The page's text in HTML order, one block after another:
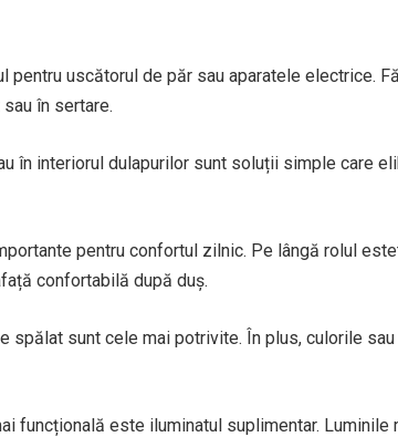
pentru uscătorul de păr sau aparatele electrice.
în sertare.
în interiorul dulapurilor sunt soluții simple care
pentru confortul zilnic. Pe lângă rolul
confortabilă după duș.
spălat sunt cele mai potrivite. În plus, culorile
funcțională este iluminatul suplimentar.